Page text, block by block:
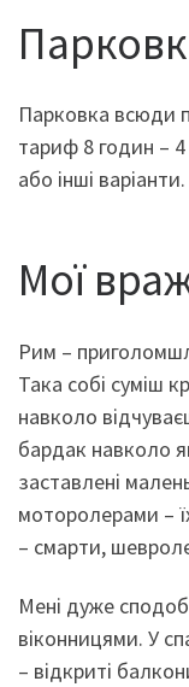
Парковка всюди
тариф 8 годин –
або інші
Мої
Рим –
Така собі суміш
навколо
бардак навколо
заставлені
моторолерами –
– смарти,
Мені дуже
віконницями. У
– відкриті